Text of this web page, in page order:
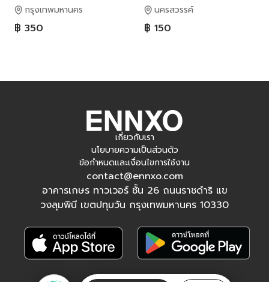
กรุงเทพมหานคร
฿ 350
นครสวรรค์
฿ 150
เกี่ยวกับเรา
นโยบายความเป็นส่วนตัว
ข้อกำหนดและเงื่อนไขการใช้งาน
contact@ennxo.com
อาคารเกษร ทาวเวอร์ ชั้น 26 ถนนราชดำริ แข
วงลุมพินี เขตปทุมวัน กรุงเทพมหานคร 10330